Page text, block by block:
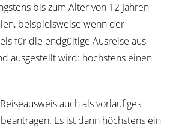
bis zum Alter von 12 Jahren
beispielsweise wenn der
für die endgültige Ausreise aus
ausgestellt wird: höchstens einen
auch als vorläufiges
Es ist dann höchstens ein